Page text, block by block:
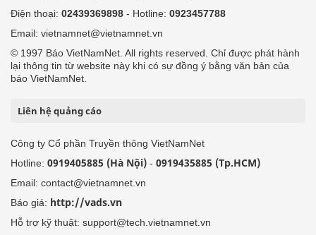
Điện thoại: 02439369898 - Hotline: 0923457788
Email: vietnamnet@vietnamnet.vn
© 1997 Báo VietNamNet. All rights reserved. Chỉ được phát hành
lại thông tin từ website này khi có sự đồng ý bằng văn bản của
báo VietNamNet.
Liên hệ quảng cáo
Công ty Cổ phần Truyền thông VietNamNet
Hotline: 0919405885 (Hà Nội) - 0919435885 (Tp.HCM)
Email: contact@vietnamnet.vn
Báo giá: http://vads.vn
Hỗ trợ kỹ thuật: support@tech.vietnamnet.vn